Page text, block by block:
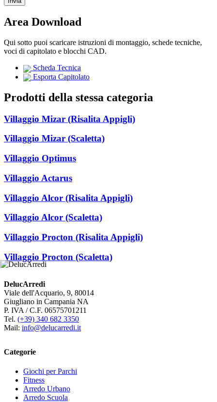
Area Download
Qui sotto puoi scaricare istruzioni di montaggio, schede tecniche,
voci di capitolato e blocchi CAD.
Scheda Tecnica
Esporta Capitolato
Prodotti della stessa categoria
Villaggio Mizar (Risalita Appigli)
Villaggio Mizar (Scaletta)
Villaggio Optimus
Villaggio Actarus
Villaggio Alcor (Risalita Appigli)
Villaggio Alcor (Scaletta)
Villaggio Procton (Risalita Appigli)
Villaggio Procton (Scaletta)
DelucArredi
Viale dell'Acquario, 9, 80014
Giugliano in Campania NA
P. IVA / C.F. 06575701211
Tel. (+39) 340 682 3350
Mail: info@delucarredi.it
Categorie
Giochi per Parchi
Fitness
Arredo Urbano
Arredo Scuola